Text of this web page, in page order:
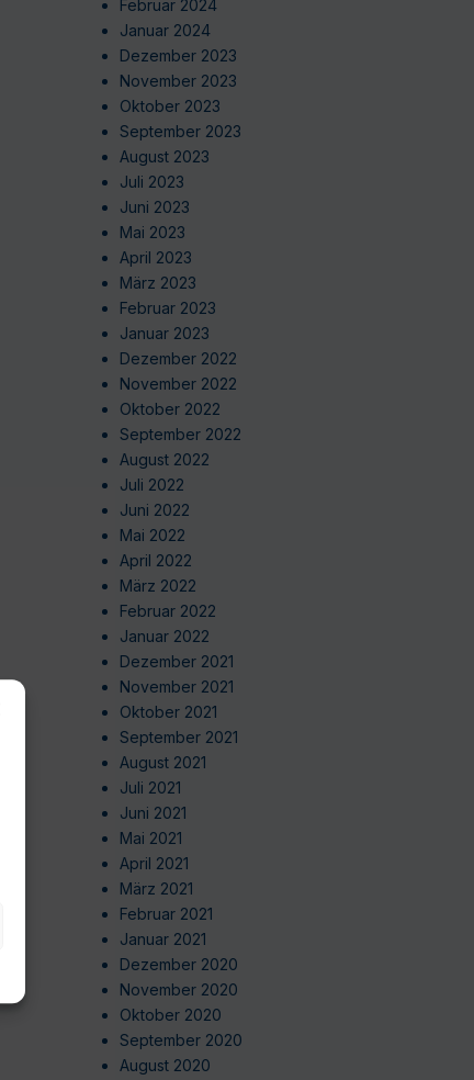
Februar 2024
Januar 2024
Dezember 2023
November 2023
Oktober 2023
September 2023
August 2023
Juli 2023
Juni 2023
Mai 2023
April 2023
März 2023
Februar 2023
Januar 2023
Dezember 2022
November 2022
Oktober 2022
September 2022
August 2022
Juli 2022
Juni 2022
Mai 2022
April 2022
März 2022
Februar 2022
Januar 2022
Dezember 2021
November 2021
Oktober 2021
September 2021
August 2021
Juli 2021
Juni 2021
Mai 2021
April 2021
März 2021
Februar 2021
Januar 2021
Dezember 2020
November 2020
Oktober 2020
September 2020
August 2020